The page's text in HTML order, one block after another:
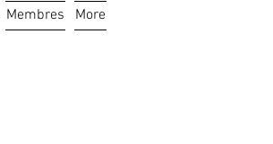
Membres More